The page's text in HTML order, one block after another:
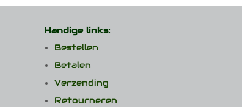
Handige links:
Bestellen
Betalen
Verzending
Retourneren